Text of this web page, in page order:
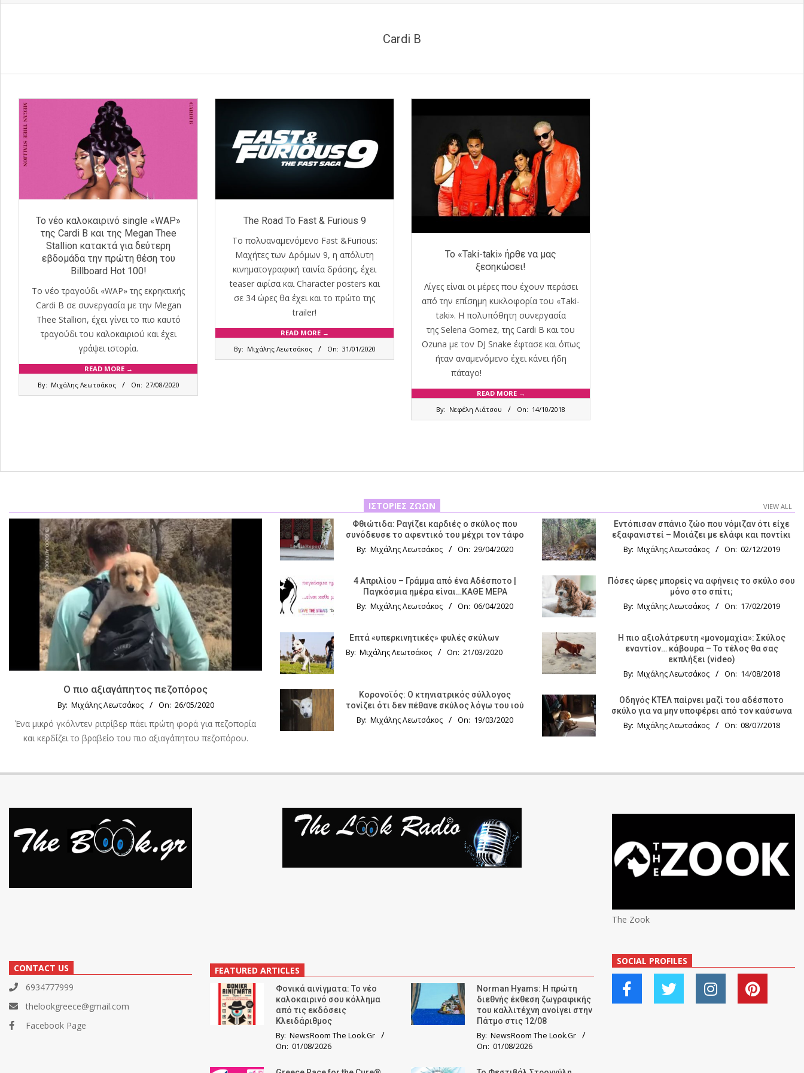
Cardi B
Το νέο καλοκαιρινό single «WAP»
της Cardi B και της Megan Thee
Stallion κατακτά για δεύτερη
εβδομάδα την πρώτη θέση του
Billboard Hot 100!
Το νέο τραγούδι «WAP» της εκρηκτικής
Cardi B σε συνεργασία με την Megan
Thee Stallion, έχει γίνει το πιο καυτό
τραγούδι του καλοκαιριού και έχει
γράψει ιστορία.
READ MORE →
By: Μιχάλης Λεωτσάκος On: 27/08/2020
The Road To Fast & Furious 9
Το πολυαναμενόμενο Fast &Furious:
Μαχήτες των Δρόμων 9, η απόλυτη
κινηματογραφική ταινία δράσης, έχει
teaser αφίσα και Character posters και
σε 34 ώρες θα έχει και το πρώτο της
trailer!
READ MORE →
By: Μιχάλης Λεωτσάκος On: 31/01/2020
Το «Taki-taki» ήρθε να μας
ξεσηκώσει!
Λίγες είναι οι μέρες που έχουν περάσει
από την επίσημη κυκλοφορία του «Taki-
taki». Η πολυπόθητη συνεργασία
της Selena Gomez, της Cardi B και του
Ozuna με τον DJ Snake έφτασε και όπως
ήταν αναμενόμενο έχει κάνει ήδη
πάταγο!
READ MORE →
By: Νεφέλη Λιάτσου On: 14/10/2018
ΙΣΤΟΡΊΕΣ ΖΏΩΝ VIEW ALL
Ο πιο αξιαγάπητος πεζοπόρος
By: Μιχάλης Λεωτσάκος On: 26/05/2020
Ένα μικρό γκόλντεν ριτρίβερ πάει πρώτη φορά για πεζοπορία
και κερδίζει το βραβείο του πιο αξιαγάπητου πεζοπόρου.
Φθιώτιδα: Ραγίζει καρδιές ο σκύλος που
συνόδευσε το αφεντικό του μέχρι τον τάφο
By: Μιχάλης Λεωτσάκος On: 29/04/2020
4 Απριλίου – Γράμμα από ένα Αδέσποτο |
Παγκόσμια ημέρα είναι…ΚΑΘΕ ΜΕΡΑ
By: Μιχάλης Λεωτσάκος On: 06/04/2020
Επτά «υπερκινητικές» φυλές σκύλων
By: Μιχάλης Λεωτσάκος On: 21/03/2020
Κορονοϊός: Ο κτηνιατρικός σύλλογος
τονίζει ότι δεν πέθανε σκύλος λόγω του ιού
By: Μιχάλης Λεωτσάκος On: 19/03/2020
Εντόπισαν σπάνιο ζώο που νόμιζαν ότι είχε
εξαφανιστεί – Μοιάζει με ελάφι και ποντίκι
By: Μιχάλης Λεωτσάκος On: 02/12/2019
Πόσες ώρες μπορείς να αφήνεις το σκύλο σου
μόνο στο σπίτι;
By: Μιχάλης Λεωτσάκος On: 17/02/2019
Η πιο αξιολάτρευτη «μονομαχία»: Σκύλος
εναντίον… κάβουρα – Το τέλος θα σας
εκπλήξει (video)
By: Μιχάλης Λεωτσάκος On: 14/08/2018
Οδηγός KTΕΛ παίρνει μαζί του αδέσποτο
σκύλο για να μην υποφέρει από τον καύσωνα
By: Μιχάλης Λεωτσάκος On: 08/07/2018
CONTACT US
6934777999
thelookgreece@gmail.com
Facebook Page
FEATURED ARTICLES
Φονικά αινίγματα: Το νέο
καλοκαιρινό σου κόλλημα
από τις εκδόσεις
Κλειδάριθμος
By: NewsRoom The Look.Gr
On: 01/08/2026
Norman Hyams: Η πρώτη
διεθνής έκθεση ζωγραφικής
του καλλιτέχνη ανοίγει στην
Πάτμο στις 12/08
By: NewsRoom The Look.Gr
On: 01/08/2026
The Zook
SOCIAL PROFILES